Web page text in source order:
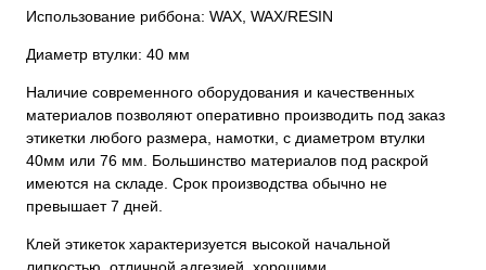
Использование риббона: WAX, WAX/RESIN
Диаметр втулки: 40 мм
Наличие современного оборудования и качественных
материалов позволяют оперативно производить под заказ
этикетки любого размера, намотки, с диаметром втулки
40мм или 76 мм. Большинство материалов под раскрой
имеются на складе. Срок производства обычно не
превышает 7 дней.
Клей этикеток характеризуется высокой начальной